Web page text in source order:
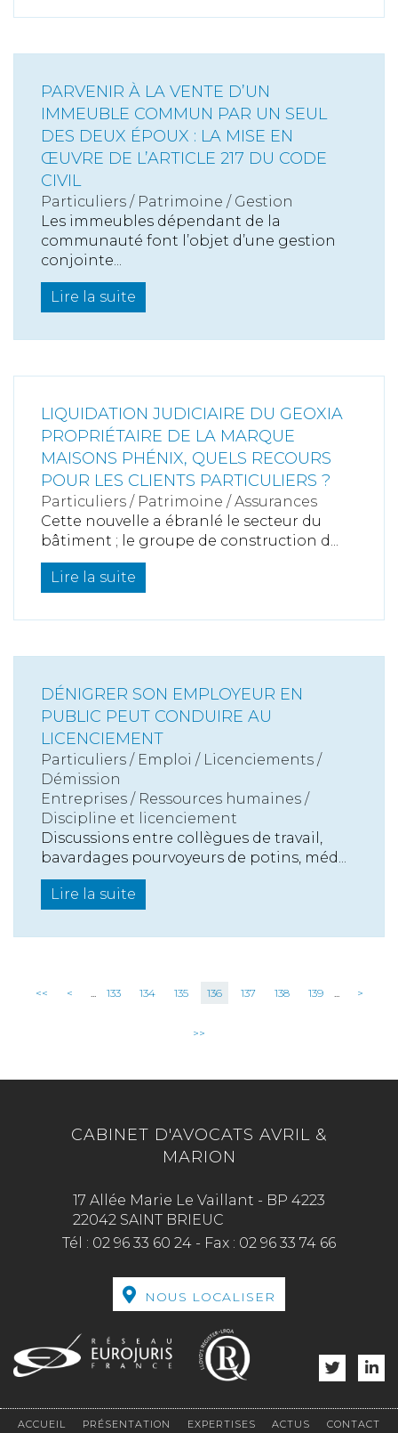
PARVENIR À LA VENTE D’UN
IMMEUBLE COMMUN PAR UN SEUL
DES DEUX ÉPOUX : LA MISE EN
ŒUVRE DE L’ARTICLE 217 DU CODE
CIVIL
Particuliers / Patrimoine / Gestion
Les immeubles dépendant de la
communauté font l’objet d’une gestion
conjointe...
Lire la suite
LIQUIDATION JUDICIAIRE DU GEOXIA
PROPRIÉTAIRE DE LA MARQUE
MAISONS PHÉNIX, QUELS RECOURS
POUR LES CLIENTS PARTICULIERS ?
Particuliers / Patrimoine / Assurances
Cette nouvelle a ébranlé le secteur du
bâtiment ; le groupe de construction d...
Lire la suite
DÉNIGRER SON EMPLOYEUR EN
PUBLIC PEUT CONDUIRE AU
LICENCIEMENT
Particuliers / Emploi / Licenciements /
Démission
Entreprises / Ressources humaines /
Discipline et licenciement
Discussions entre collègues de travail,
bavardages pourvoyeurs de potins, méd...
Lire la suite
<< < ... 133 134 135 136 137 138 139 ... >
>>
CABINET D'AVOCATS AVRIL &
MARION
17 Allée Marie Le Vaillant - BP 4223
22042 SAINT BRIEUC
Tél : 02 96 33 60 24 - Fax : 02 96 33 74 66
NOUS LOCALISER
ACCUEIL PRÉSENTATION EXPERTISES ACTUS CONTACT